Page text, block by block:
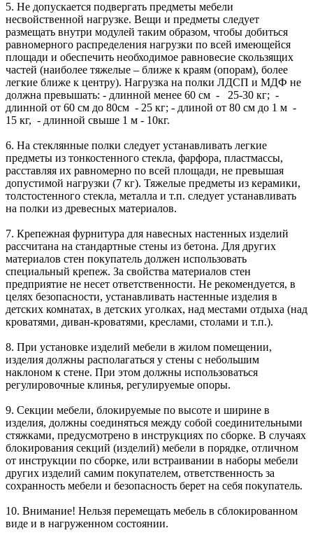
5. Не допускается подвергать предметы мебели
несвойственной нагрузке. Вещи и предметы следует
размещать внутри модулей таким образом, чтобы добиться
равномерного распределения нагрузки по всей имеющейся
площади и обеспечить необходимое равновесие скользящих
частей (наиболее тяжелые – ближе к краям (опорам), более
легкие ближе к центру). Нагрузка на полки ЛДСП и МДФ не
должна превышать: - длинной менее 60 см - 25-30 кг; -
длинной от 60 см до 80см - 25 кг; - длиной от 80 см до 1 м -
15 кг, - длинной свыше 1 м - 10кг.
6. На стеклянные полки следует устанавливать легкие
предметы из тонкостенного стекла, фарфора, пластмассы,
расставляя их равномерно по всей площади, не превышая
допустимой нагрузки (7 кг). Тяжелые предметы из керамики,
толстостенного стекла, металла и т.п. следует устанавливать
на полки из древесных материалов.
7. Крепежная фурнитура для навесных настенных изделий
рассчитана на стандартные стены из бетона. Для других
материалов стен покупатель должен использовать
специальный крепеж. За свойства материалов стен
предприятие не несет ответственности. Не рекомендуется, в
целях безопасности, устанавливать настенные изделия в
детских комнатах, в детских уголках, над местами отдыха (над
кроватями, диван-кроватями, креслами, столами и т.п.).
8. При установке изделий мебели в жилом помещении,
изделия должны располагаться у стены с небольшим
наклоном к стене. При этом должны использоваться
регулировочные клинья, регулируемые опоры.
9. Секции мебели, блокируемые по высоте и ширине в
изделия, должны соединяться между собой соединительными
стяжками, предусмотрено в инструкциях по сборке. В случаях
блокирования секций (изделий) мебели в порядке, отличном
от инструкции по сборке, или встраивании в наборы мебели
других изделий самим покупателем, ответственность за
сохранность мебели и безопасность берет на себя покупатель.
10. Внимание! Нельзя перемещать мебель в сблокированном
виде и в нагруженном состоянии.